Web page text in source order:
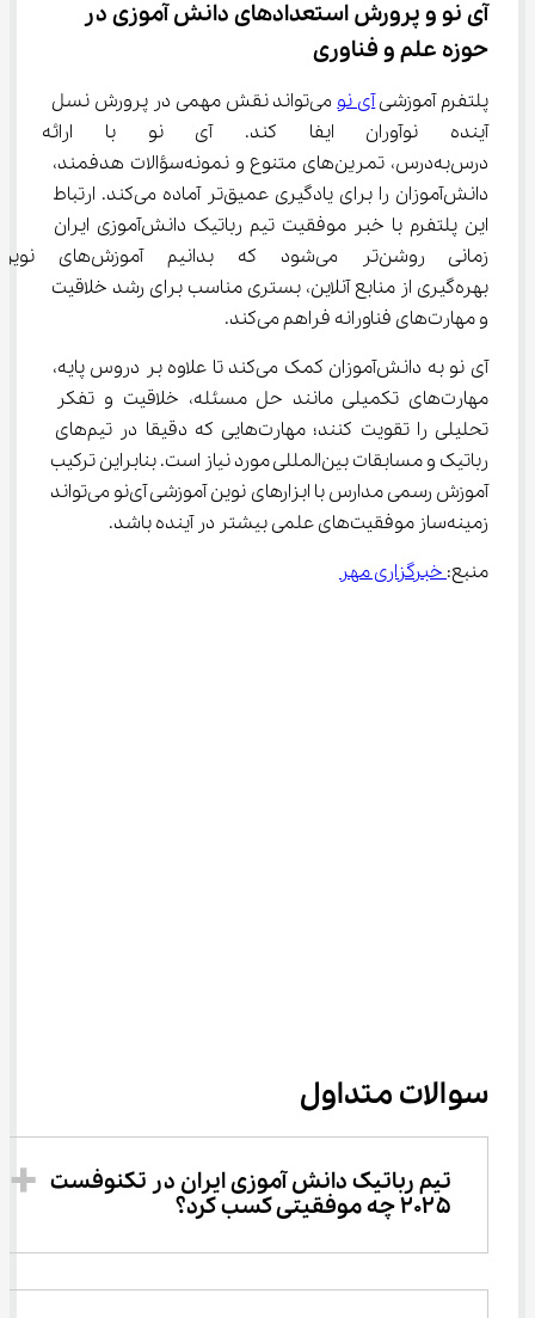
آی ‌نو و پرورش استعدادهای دانش ‌آموزی در
حوزه علم و فناوری
پلتفرم آموزشی آی نو
می‌تواند نقش مهمی در پرورش نسل
آینده نوآوران ایفا کند. آی
درس‌به‌درس، تمرین‌های متنوع و نمونه‌سؤالات هدفمند،
دانش‌آموزان را برای یادگیری عمیق‌تر آماده می‌کند. ارتباط
این پلتفرم با خبر موفقیت تیم رباتیک دانش‌آموزی ایران
زمانی روشن‌تر می‌شود که بدانیم
بهره‌گیری از منابع آنلاین، بستری مناسب برای رشد خلاقیت
و مهارت‌های فناورانه فراهم می‌کند.
آی ‌نو به دانش‌آموزان کمک می‌کند تا علاوه بر دروس پایه،
مهارت‌های تکمیلی مانند حل مسئله، خلاقیت و تفکر
تحلیلی را تقویت کنند؛ مهارت‌هایی که دقیقا در تیم‌های
رباتیک و مسابقات بین‌المللی مورد نیاز است. بنابراین ترکیب
آموزش رسمی مدارس با ابزارهای نوین آموزشی آی‌نو می‌تواند
زمینه‌ساز موفقیت‌های علمی بیشتر در آینده باشد.
منبع: خبرگزاری مهر
سوالات متداول
تیم رباتیک دانش ‌آموزی ایران در تکنوفست
۲۰۲۵ چه موفقیتی کسب کرد؟